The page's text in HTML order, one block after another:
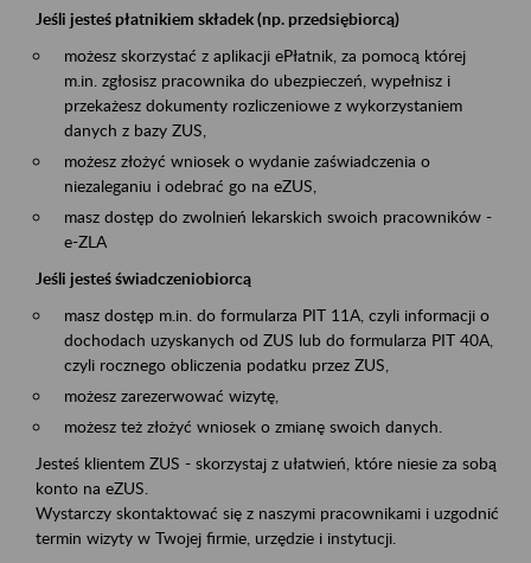
Jeśli jesteś płatnikiem składek (np. przedsiębiorcą)
możesz skorzystać z aplikacji ePłatnik, za pomocą której
m.in. zgłosisz pracownika do ubezpieczeń, wypełnisz i
przekażesz dokumenty rozliczeniowe z wykorzystaniem
danych z bazy ZUS,
możesz złożyć wniosek o wydanie zaświadczenia o
niezaleganiu i odebrać go na eZUS,
masz dostęp do zwolnień lekarskich swoich pracowników -
e-ZLA
Jeśli jesteś świadczeniobiorcą
masz dostęp m.in. do formularza PIT 11A, czyli informacji o
dochodach uzyskanych od ZUS lub do formularza PIT 40A,
czyli rocznego obliczenia podatku przez ZUS,
możesz zarezerwować wizytę,
możesz też złożyć wniosek o zmianę swoich danych.
Jesteś klientem ZUS - skorzystaj z ułatwień, które niesie za sobą
konto na eZUS.
Wystarczy skontaktować się z naszymi pracownikami i uzgodnić
termin wizyty w Twojej firmie, urzędzie i instytucji.